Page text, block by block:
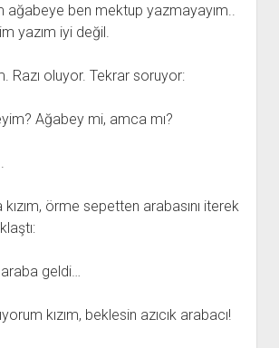
ağabeye ben mektup yazmayayım..
yazım iyi değil.
Razı oluyor. Tekrar soruyor:
Ağabey mi, amca mı?
kızım, örme sepetten arabasını iterek
geldi…
kızım, beklesin azıcık arabacı!